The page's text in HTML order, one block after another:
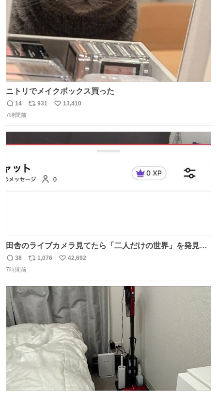
ニトリでメイクボックス買った
返
信
14
リ
931
い
13,410
7時間前
田舎のライブカメラ見てたら「二人だけの世界」を発見し
た
返
信
38
リ
ト
1,076
い
数
42,692
7時間前